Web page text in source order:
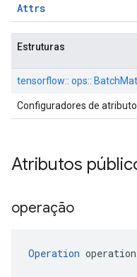
Attrs
Estruturas
tensorflow:: ops::
Configuradores de
Atributos
operação
Operation operation